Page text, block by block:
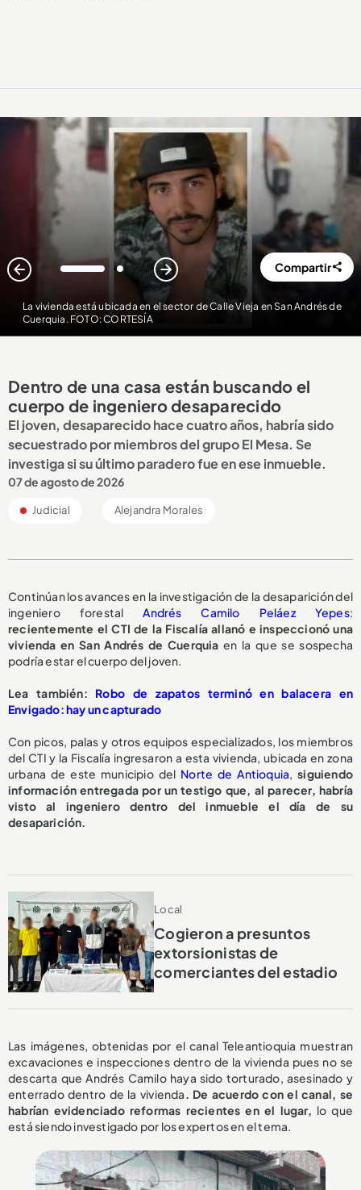
La vivienda está ubicada en el sector de Calle Vieja en San Andrés de
Cuerquia. FOTO: CORTESÍA
1 2 Compartir
Dentro de una casa están buscando el
cuerpo de ingeniero desaparecido
El joven, desaparecido hace cuatro años, habría sido
secuestrado por miembros del grupo El Mesa. Se
investiga si su último paradero fue en ese inmueble.
07 de agosto de 2026
Judicial Alejandra Morales
Continúan los avances en la investigación de la desaparición del
ingeniero forestalAndrés Camilo Peláez Yepes:
recientemente el CTI de la Fiscalía allanó e inspeccionó una
vivienda en San Andrés de Cuerquia en la que se sospecha
podría estar el cuerpo del joven.
Lea también: Robo de zapatos terminó en balacera en
Envigado: hay un capturado
Con picos, palas y otros equipos especializados, los miembros
del CTI y la Fiscalía ingresaron a esta vivienda, ubicada en zona
urbana de este municipio del Norte de Antioquia, siguiendo
información entregada por un testigo que, al parecer, habría
visto al ingeniero dentro del inmueble el día de su
desaparición.
Local
Cogieron a presuntos
extorsionistas de
comerciantes del estadio
Las imágenes, obtenidas por el canal Teleantioquia muestran
excavaciones e inspecciones dentro de la vivienda pues no se
descarta que Andrés Camilo haya sido torturado, asesinado y
enterrado dentro de la vivienda. De acuerdo con el canal, se
habrían evidenciado reformas recientes en el lugar, lo que
está siendo investigado por los expertos en el tema.